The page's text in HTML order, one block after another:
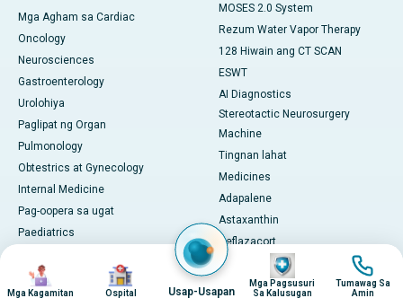
Mga Agham sa Cardiac
Oncology
Neurosciences
Gastroenterology
Urolohiya
Paglipat ng Organ
Pulmonology
Obtestrics at Gynecology
Internal Medicine
Pag-oopera sa ugat
Paediatrics
preventive Medicine
integrative Medicine
MOSES 2.0 System
Rezum Water Vapor Therapy
128 Hiwain ang CT SCAN
ESWT
AI Diagnostics
Stereotactic Neurosurgery
Machine
Tingnan lahat
Medicines
Adapalene
Astaxanthin
Deflazacort
Glycine
L-Arginine
Imahen
Mga Kagamitan
Imahen
Ospital Usap-Usapan
Imahen
Mga Pagsusuri
Sa Kalusugan
Imahen
Tumawag Sa
Amin